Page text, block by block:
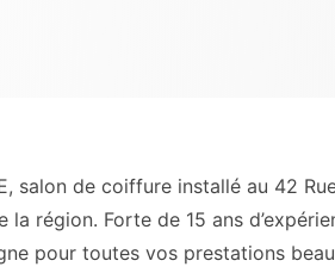
salon de coiffure installé au 42
la région. Forte de 15 ans
pour toutes vos prestations